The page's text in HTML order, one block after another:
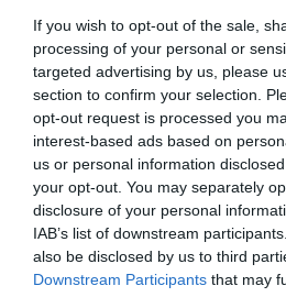
If you wish to opt-out of the sale,
processing of your personal or
targeted advertising by us, please
section to confirm your selection.
opt-out request is processed you
interest-based ads based on
us or personal information
your opt-out. You may separately
disclosure of your personal
IAB’s list of downstream
also be disclosed by us to third
Downstream Participants that may
αποκτήσεις και καταλάβεις
πέρασες, αρχίζεις να
για την ψυχική υγεία – και
πρώτη, παντού και πάντα.
πατήσει πολύ άσχημα και
δουλειά για να ξαναγίνεις
προτιμότερο – μία
όσο περνούν τα χρόνια καλό
και να γίνεσαι καλύτερος